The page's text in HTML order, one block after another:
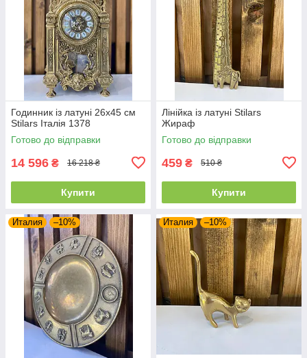
Годинник із латуні 26х45 см
Stilars Італія 1378
Готово до відправки
14 596 ₴ 16 218 ₴
Купити
Лінійка із латуні Stilars
Жираф
Готово до відправки
459 ₴ 510 ₴
Купити
Италия –10% Италия –10%